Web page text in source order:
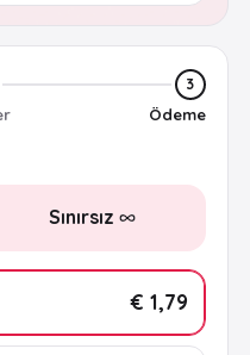
3
Ödeme
Sınırsız
€ 1,79